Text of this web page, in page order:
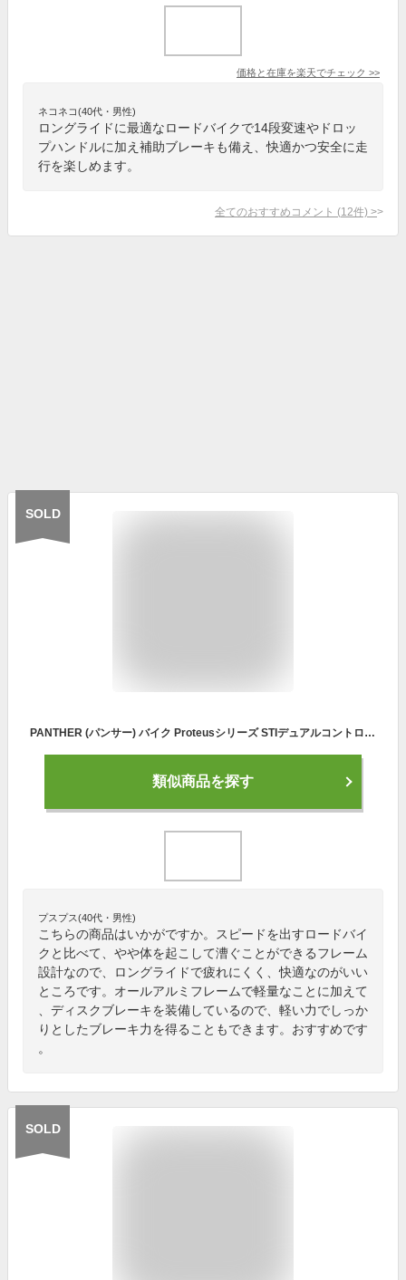
価格と在庫を楽天でチェック >>
ネコネコ(40代・男性)
ロングライドに最適なロードバイクで14段変速やドロッ
プハンドルに加え補助ブレーキも備え、快適かつ安全に走
行を楽しめます。
全てのおすすめコメント (12件) >
SOLD
PANTHER (パンサー) バイク Proteusシリーズ STIデュアルコントロールレバー 105搭載 22段変速 超軽量異型オールアルミフレーム カーボンフォーク 700×25Cタイヤ 油圧ワイヤー式ディスクブレーキ ドロップハンドル
類似商品を探す
プスプス(40代・男性)
こちらの商品はいかがですか。スピードを出すロードバイ
クと比べて、やや体を起こして漕ぐことができるフレーム
設計なので、ロングライドで疲れにくく、快適なのがいい
ところです。オールアルミフレームで軽量なことに加えて
、ディスクブレーキを装備しているので、軽い力でしっか
りとしたブレーキ力を得ることもできます。おすすめです
。
SOLD